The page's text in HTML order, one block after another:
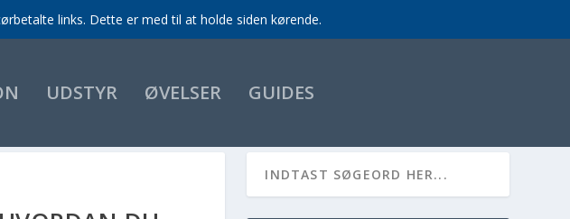
links. Dette er med til at holde siden kørende.
UDSTYR ØVELSER GUIDES